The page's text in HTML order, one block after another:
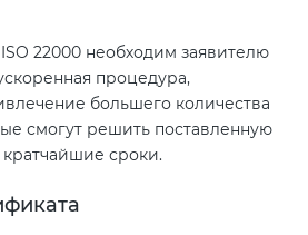
22000 необходим заявителю
процедура,
большего количества
смогут решить поставленную
сроки.